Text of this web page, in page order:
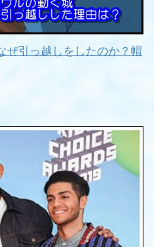
ぜ引っ越しをしたのか？帽